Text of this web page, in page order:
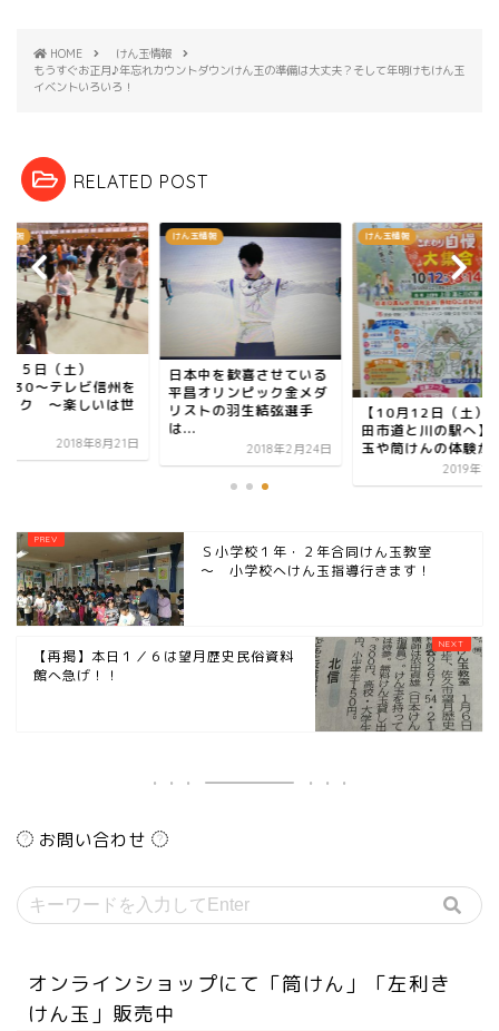
HOME
けん玉情報
もうすぐお正月♪年忘れカウントダウンけん玉の準備は大丈夫？そして年明けもけん玉
イベントいろいろ！
RELATED POST
情報
５日（土）
～テレビ信州を
ック ～楽しいは世
2018年8月21日
けん玉情報
日本中を歓喜させている
平昌オリンピック金メダ
リストの羽生結弦選手
は...
2018年2月24日
けん玉情報
【10月12日（土）
田市道と川の駅へ】
玉や筒けんの体験が
2019年10
Ｓ小学校１年・２年合同けん玉教室
～ 小学校へけん玉指導行きます！
【再掲】本日１／６は望月歴史民俗資料
館へ急げ！！
お問い合わせ
オンラインショップにて「筒けん」「左利き
けん玉」販売中